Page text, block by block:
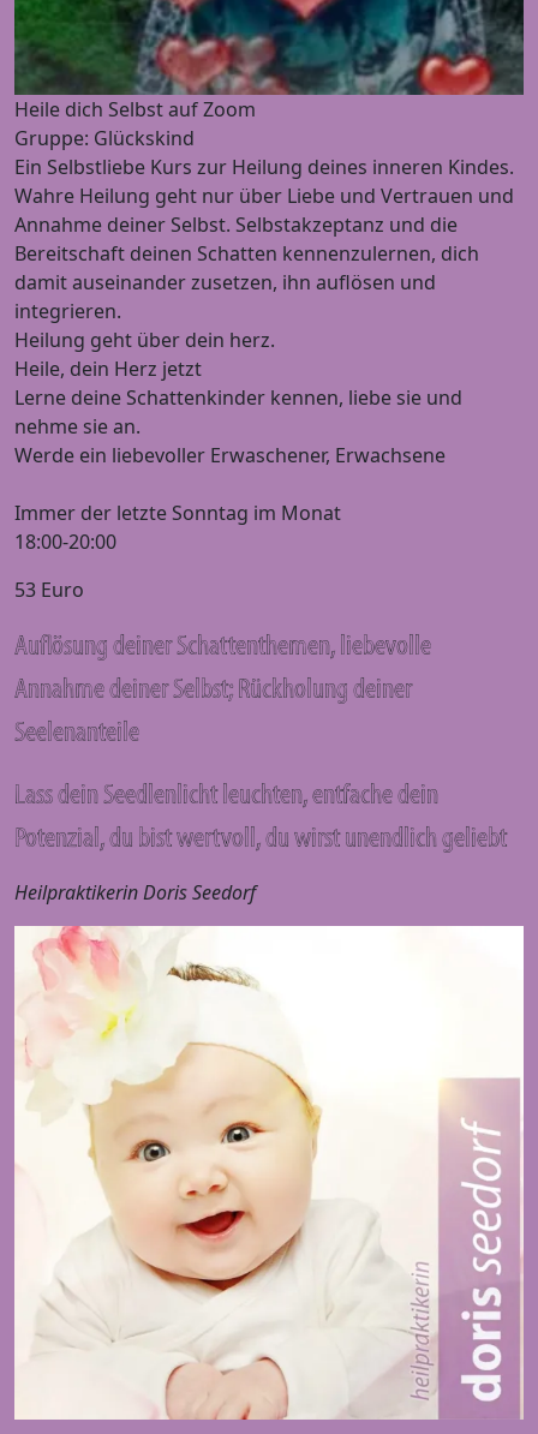
Heile dich Selbst auf Zoom
Gruppe: Glückskind
Ein Selbstliebe Kurs zur Heilung deines inneren Kindes.
Wahre Heilung geht nur über Liebe und Vertrauen und
Annahme deiner Selbst. Selbstakzeptanz und die
Bereitschaft deinen Schatten kennenzulernen, dich
damit auseinander zusetzen, ihn auflösen und
integrieren.
Heilung geht über dein herz.
Heile, dein Herz jetzt
Lerne deine Schattenkinder kennen, liebe sie und
nehme sie an.
Werde ein liebevoller Erwaschener, Erwachsene
Immer der letzte Sonntag im Monat
18:00-20:00
53 Euro
Auflösung deiner Schattenthemen, liebevolle
Annahme deiner Selbst; Rückholung deiner
Seelenanteile
Lass dein Seedlenlicht leuchten, entfache dein
Potenzial, du bist wertvoll, du wirst unendlich geliebt
Heilpraktikerin Doris Seedorf